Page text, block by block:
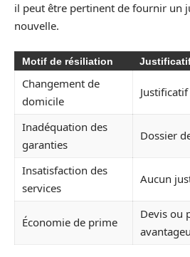
il peut être pertinent de fournir un
nouvelle.
Motif de résiliation
Changement de
domicile
Inadéquation des
garanties
Dossier
Insatisfaction des
services
Aucun
Économie de prime
Devis ou